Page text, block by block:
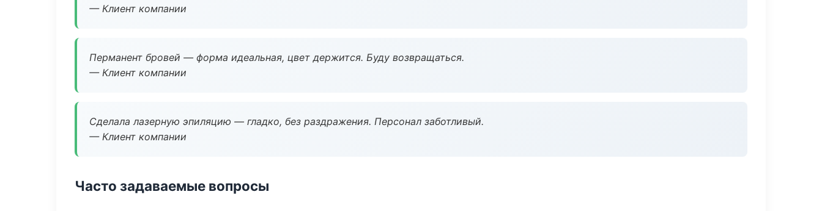
— Клиент компании
Перманент бровей — форма идеальная, цвет держится. Буду возвращаться.
— Клиент компании
Сделала лазерную эпиляцию — гладко, без раздражения. Персонал заботливый.
— Клиент компании
Часто задаваемые вопросы